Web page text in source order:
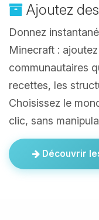
Ajoutez des
Donnez
Minecraft :
communautaires
recettes, les
Choisissez le
clic, sans
Découvrir